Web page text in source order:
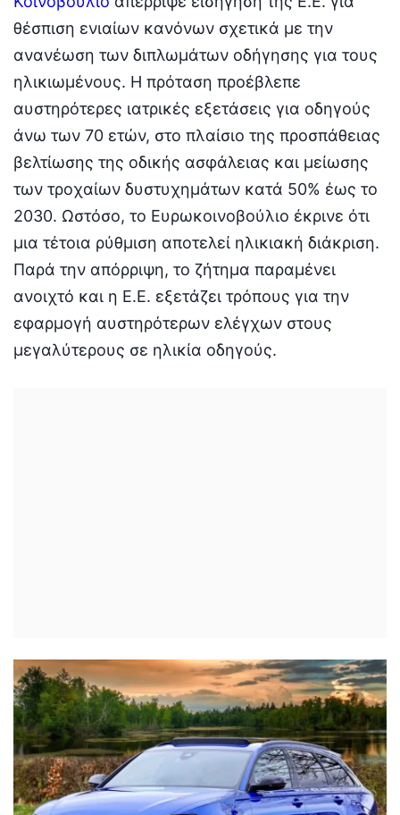
θέσπιση ενιαίων κανόνων σχετικά με την
ανανέωση των διπλωμάτων οδήγησης για τους
ηλικιωμένους. Η πρόταση προέβλεπε
αυστηρότερες ιατρικές εξετάσεις για οδηγούς
άνω των 70 ετών, στο πλαίσιο της προσπάθειας
βελτίωσης της οδικής ασφάλειας και μείωσης
των τροχαίων δυστυχημάτων κατά 50% έως το
2030. Ωστόσο, το Ευρωκοινοβούλιο έκρινε ότι
μια τέτοια ρύθμιση αποτελεί ηλικιακή διάκριση.
Παρά την απόρριψη, το ζήτημα παραμένει
ανοιχτό και η Ε.Ε. εξετάζει τρόπους για την
εφαρμογή αυστηρότερων ελέγχων στους
μεγαλύτερους σε ηλικία οδηγούς.